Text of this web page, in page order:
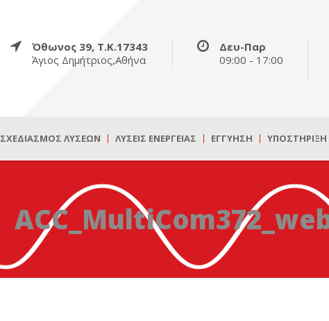
Όθωνος 39, Τ.Κ.17343
Άγιος Δημήτριος,Αθήνα
Δευ-Παρ
09:00 - 17:00
ΣΧΕΔΙΑΣΜΌΣ ΛΎΣΕΩΝ ΛΎΣΕΙΣ ΕΝΈΡΓΕΙΑΣ ΕΓΓΎΗΣΗ ΥΠΟΣΤΉΡΙΞΗ